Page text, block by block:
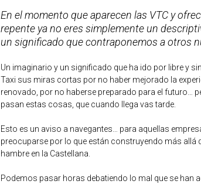
En el momento que aparecen las VTC y
repente ya no eres simplemente un
un significado que contraponemos a otros
Un imaginario y un significado que ha ido por libre y
Taxi sus miras cortas por no haber mejorado la
renovado, por no haberse preparado para el futuro…
pasan estas cosas, que cuando llega vas tarde.
Esto es un aviso a navegantes… para aquellas
preocuparse por lo que están construyendo más allá
hambre en la Castellana.
Podemos pasar horas debatiendo lo mal que se han